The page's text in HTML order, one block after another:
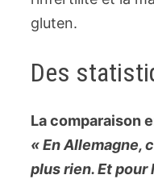
gluten.
Des
La comparaison
« En Allemagne,
plus rien. Et pour